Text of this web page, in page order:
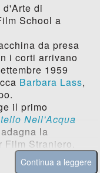
di
School a
da presa
i corti arrivano
1959
Barbara Lass,
il primo
Nell'Acqua
la
Straniero.
Continua a leggere